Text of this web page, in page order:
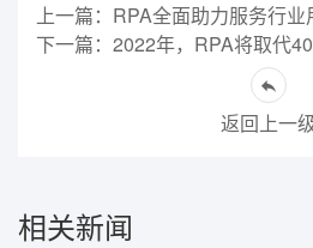
上一篇：RPA全面助力服务行业
返回上一
相关新闻